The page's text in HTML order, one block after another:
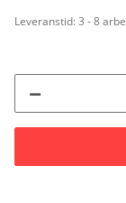
Leveranstid:3 - 8